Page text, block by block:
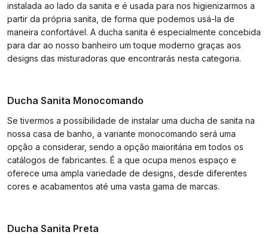
instalada ao lado da sanita e é usada para nos higienizarmos a
partir da própria sanita, de forma que podemos usá-la de
maneira confortável. A ducha sanita é especialmente concebida
para dar ao nosso banheiro um toque moderno graças aos
designs das misturadoras que encontrarás nesta categoria.
Ducha Sanita Monocomando
Se tivermos a possibilidade de instalar uma ducha de sanita na
nossa casa de banho, a variante monocomando será uma
opção a considerar, sendo a opção maioritária em todos os
catálogos de fabricantes. É a que ocupa menos espaço e
oferece uma ampla variedade de designs, desde diferentes
cores e acabamentos até uma vasta gama de marcas.
Ducha Sanita Preta